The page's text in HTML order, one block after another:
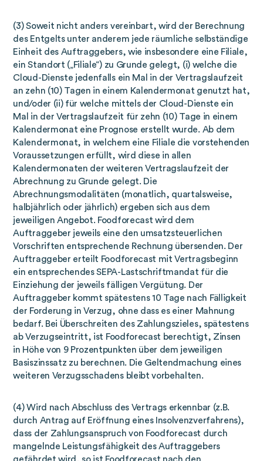
(3) Soweit nicht anders vereinbart, wird der Berechnung
des Entgelts unter anderem jede räumliche selbständige
Einheit des Auftraggebers, wie insbesondere eine Filiale,
ein Standort („Filiale“) zu Grunde gelegt, (i) welche die
Cloud-Dienste jedenfalls ein Mal in der Vertragslaufzeit
an zehn (10) Tagen in einem Kalendermonat genutzt hat,
und/oder (ii) für welche mittels der Cloud-Dienste ein
Mal in der Vertragslaufzeit für zehn (10) Tage in einem
Kalendermonat eine Prognose erstellt wurde. Ab dem
Kalendermonat, in welchem eine Filiale die vorstehenden
Voraussetzungen erfüllt, wird diese in allen
Kalendermonaten der weiteren Vertragslaufzeit der
Abrechnung zu Grunde gelegt. Die
Abrechnungsmodalitäten (monatlich, quartalsweise,
halbjährlich oder jährlich) ergeben sich aus dem
jeweiligen Angebot. Foodforecast wird dem
Auftraggeber jeweils eine den umsatzsteuerlichen
Vorschriften entsprechende Rechnung übersenden. Der
Auftraggeber erteilt Foodforecast mit Vertragsbeginn
ein entsprechendes SEPA-Lastschriftmandat für die
Einziehung der jeweils fälligen Vergütung. Der
Auftraggeber kommt spätestens 10 Tage nach Fälligkeit
der Forderung in Verzug, ohne dass es einer Mahnung
bedarf. Bei Überschreiten des Zahlungszieles, spätestens
ab Verzugseintritt, ist Foodforecast berechtigt, Zinsen
in Höhe von 9 Prozentpunkten über dem jeweiligen
Basiszinssatz zu berechnen. Die Geltendmachung eines
weiteren Verzugsschadens bleibt vorbehalten.
(4) Wird nach Abschluss des Vertrags erkennbar (z.B.
durch Antrag auf Eröffnung eines Insolvenzverfahrens),
dass der Zahlungsanspruch von Foodforecast durch
mangelnde Leistungsfähigkeit des Auftraggebers
gefährdet wird, so ist Foodforecast nach den